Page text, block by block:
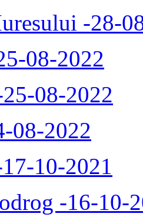
-28-
08-2022
08-2022
08-2022
10-2021
-16-10-